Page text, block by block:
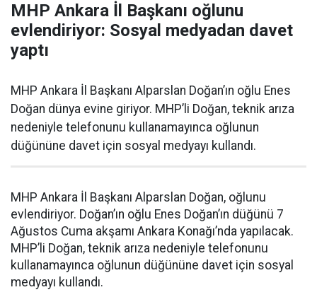
MHP Ankara İl Başkanı oğlunu
evlendiriyor: Sosyal medyadan davet
yaptı
MHP Ankara İl Başkanı Alparslan Doğan’ın oğlu Enes
Doğan dünya evine giriyor. MHP’li Doğan, teknik arıza
nedeniyle telefonunu kullanamayınca oğlunun
düğününe davet için sosyal medyayı kullandı.
MHP Ankara İl Başkanı Alparslan Doğan, oğlunu
evlendiriyor. Doğan’ın oğlu Enes Doğan’ın düğünü 7
Ağustos Cuma akşamı Ankara Konağı’nda yapılacak.
MHP’li Doğan, teknik arıza nedeniyle telefonunu
kullanamayınca oğlunun düğününe davet için sosyal
medyayı kullandı.